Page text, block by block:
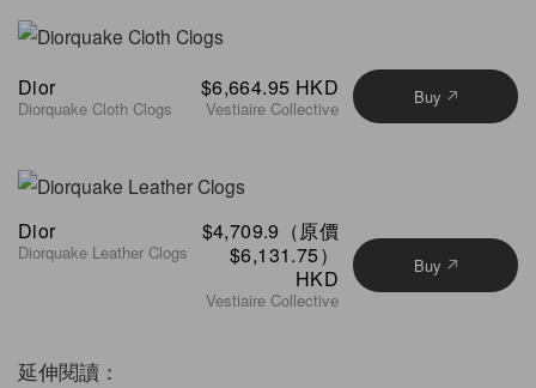
Dior
Diorquake Cloth Clogs
$6,664.95 HKD
Vestiaire Collective Buy
Dior
Diorquake Leather Clogs
$4,709.9（原價
$6,131.75）
HKD
Vestiaire Collective
Buy
延伸閱讀：